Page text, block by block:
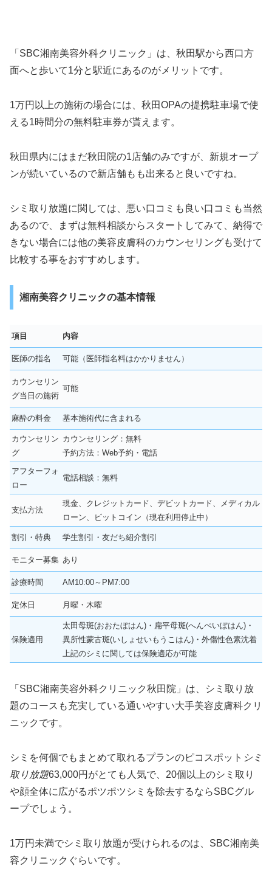
「SBC湘南美容外科クリニック」は、秋田駅から西口方
面へと歩いて1分と駅近にあるのがメリットです。
1万円以上の施術の場合には、秋田OPAの提携駐車場で使
える1時間分の無料駐車券が貰えます。
秋田県内にはまだ秋田院の1店舗のみですが、新規オープ
ンが続いているので新店舗もも出来ると良いですね。
シミ取り放題に関しては、悪い口コミも良い口コミも当然
あるので、まずは無料相談からスタートしてみて、納得で
きない場合には他の美容皮膚科のカウンセリングも受けて
比較する事をおすすめします。
湘南美容クリニックの基本情報
項目 内容
医師の指名 可能（医師指名料はかかりません）
カウンセリン
グ当日の施術
可能
麻酔の料金 基本施術代に含まれる
カウンセリン
グ
カウンセリング：無料
予約方法：Web予約・電話
アフターフォ
ロー
電話相談：無料
支払方法
現金、クレジットカード、デビットカード、メディカル
ローン、ビットコイン（現在利用停止中）
割引・特典 学生割引・友だち紹介割引
モニター募集 あり
診療時間 AM10:00～PM7:00
定休日 月曜・木曜
保険適用
太田母斑(おおたぼはん)・扁平母斑(へんぺいぼはん)・
異所性蒙古斑(いしょせいもうこはん)・外傷性色素沈着
上記のシミに関しては保険適応が可能
「SBC湘南美容外科クリニック秋田院」は、シミ取り放
題のコースも充実している通いやすい大手美容皮膚科クリ
ニックです。
シミを何個でもまとめて取れるプランのピコスポット シミ
取り放題63,000円がとても人気で、20個以上のシミ取り
や顔全体に広がるポツポツシミを除去するならSBCグル
ープでしょう。
1万円未満でシミ取り放題が受けられるのは、SBC湘南美
容クリニックぐらいです。